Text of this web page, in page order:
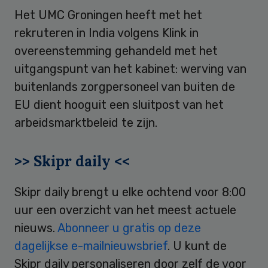
Het UMC Groningen heeft met het
rekruteren in India volgens Klink in
overeenstemming gehandeld met het
uitgangspunt van het kabinet: werving van
buitenlands zorgpersoneel van buiten de
EU dient hooguit een sluitpost van het
arbeidsmarktbeleid te zijn.
>> Skipr daily <<
Skipr daily brengt u elke ochtend voor 8:00
uur een overzicht van het meest actuele
nieuws. Abonneer u gratis op deze
dagelijkse e-mailnieuwsbrief. U kunt de
Skipr daily personaliseren door zelf de voor